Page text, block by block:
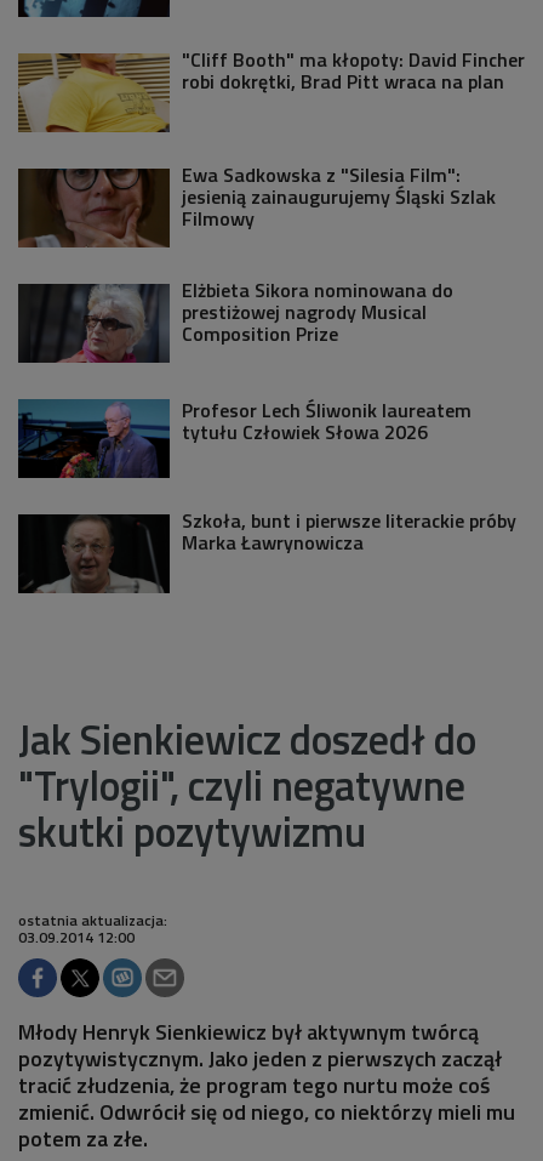
"Cliff Booth" ma kłopoty: David Fincher
robi dokrętki, Brad Pitt wraca na plan
Ewa Sadkowska z "Silesia Film":
jesienią zainaugurujemy Śląski Szlak
Filmowy
Elżbieta Sikora nominowana do
prestiżowej nagrody Musical
Composition Prize
Profesor Lech Śliwonik laureatem
tytułu Człowiek Słowa 2026
Szkoła, bunt i pierwsze literackie próby
Marka Ławrynowicza
Jak Sienkiewicz doszedł do
"Trylogii", czyli negatywne
skutki pozytywizmu
ostatnia aktualizacja:
03.09.2014 12:00
Młody Henryk Sienkiewicz był aktywnym twórcą
pozytywistycznym. Jako jeden z pierwszych zaczął
tracić złudzenia, że program tego nurtu może coś
zmienić. Odwrócił się od niego, co niektórzy mieli mu
potem za złe.